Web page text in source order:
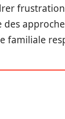
familiale